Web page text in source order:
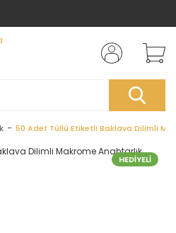
50 Adet Tüllü Etiketli Baklava Dilimli
HEDİYELİ